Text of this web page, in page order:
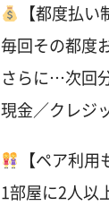
【都度払い
毎回その都度
さらに…次回
現金／クレジ
【ペア利用
1部屋に2人以